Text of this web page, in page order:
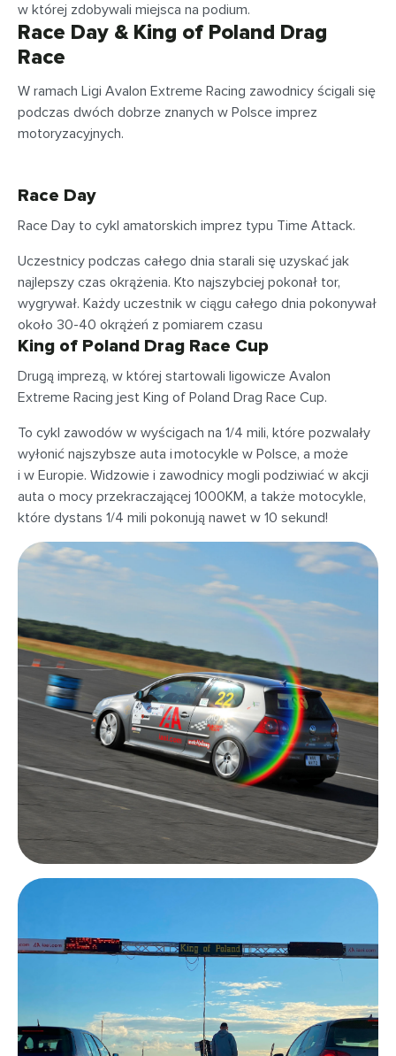
w której zdobywali miejsca na podium.
Race Day & King of Poland Drag
Race
W ramach Ligi Avalon Extreme Racing zawodnicy ścigali się
podczas dwóch dobrze znanych w Polsce imprez
motoryzacyjnych.
Race Day
Race Day to cykl amatorskich imprez typu Time Attack.
Uczestnicy podczas całego dnia starali się uzyskać jak
najlepszy czas okrążenia. Kto najszybciej pokonał tor,
wygrywał. Każdy uczestnik w ciągu całego dnia pokonywał
około 30-40 okrążeń z pomiarem czasu
King of Poland Drag Race Cup
Drugą imprezą, w której startowali ligowicze Avalon
Extreme Racing jest King of Poland Drag Race Cup.
To cykl zawodów w wyścigach na 1/4 mili, które pozwalały
wyłonić najszybsze auta i motocykle w Polsce, a może
i w Europie. Widzowie i zawodnicy mogli podziwiać w akcji
auta o mocy przekraczającej 1000KM, a także motocykle,
które dystans 1/4 mili pokonują nawet w 10 sekund!